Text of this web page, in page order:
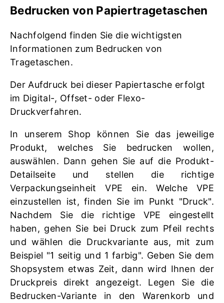
Bedrucken von Papiertragetaschen
Nachfolgend finden Sie die wichtigsten
Informationen zum Bedrucken von
Tragetaschen.
Der Aufdruck bei dieser Papiertasche erfolgt
im Digital-, Offset- oder Flexo-
Druckverfahren.
In unserem Shop können Sie das jeweilige
Produkt, welches Sie bedrucken wollen,
auswählen. Dann gehen Sie auf die Produkt-
Detailseite und stellen die richtige
Verpackungseinheit VPE ein. Welche VPE
einzustellen ist, finden Sie im Punkt "Druck".
Nachdem Sie die richtige VPE eingestellt
haben, gehen Sie bei Druck zum Pfeil rechts
und wählen die Druckvariante aus, mit zum
Beispiel "1 seitig und 1 farbig". Geben Sie dem
Shopsystem etwas Zeit, dann wird Ihnen der
Druckpreis direkt angezeigt. Legen Sie die
Bedrucken-Variante in den Warenkorb und